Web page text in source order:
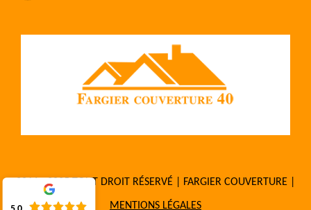
2016 - 2025 TOUT DROIT RÉSERVÉ | FARGIER COUVERTURE |
MENTIONS LÉGALES